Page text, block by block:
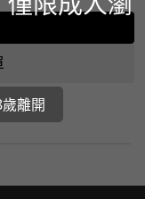
離開